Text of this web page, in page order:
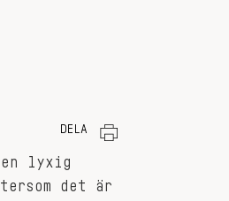
DELA
lyxig
det är